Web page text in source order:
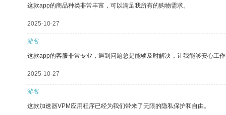
这款app的商品种类非常丰富，可以满足我所有的购物需求。
2025-10-27
游客
这款app的客服非常专业，遇到问题总是能够及时解决，让我能够安心工
2025-10-27
游客
这款加速器VPM应用程序已经为我们带来了无限的隐私保护和自由。